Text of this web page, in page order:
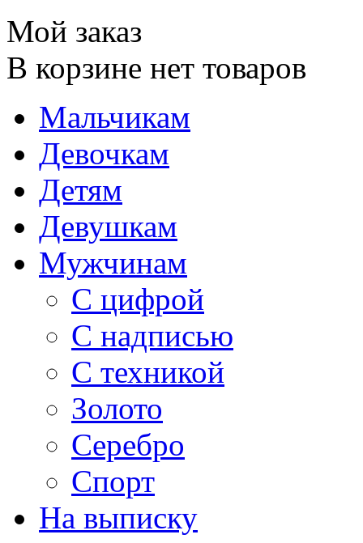
Мой заказ
В корзине нет товаров
Мальчикам
Девочкам
Детям
Девушкам
Мужчинам
С цифрой
С надписью
С техникой
Золото
Серебро
Спорт
На выписку